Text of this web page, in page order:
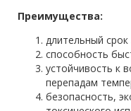
Преимущества:
длительный срок
способность
устойчивость к
перепадам
безопасность,